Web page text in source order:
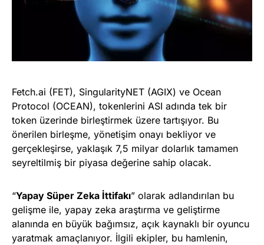
Fetch.ai (FET), SingularityNET (AGIX) ve Ocean
Protocol (OCEAN), tokenlerini ASI adında tek bir
token üzerinde birleştirmek üzere tartışıyor. Bu
önerilen birleşme, yönetişim onayı bekliyor ve
gerçekleşirse, yaklaşık 7,5 milyar dolarlık tamamen
seyreltilmiş bir piyasa değerine sahip olacak.
“Yapay Süper Zeka İttifakı” olarak adlandırılan bu
gelişme ile, yapay zeka araştırma ve geliştirme
alanında en büyük bağımsız, açık kaynaklı bir oyuncu
yaratmak amaçlanıyor. İlgili ekipler, bu hamlenin,